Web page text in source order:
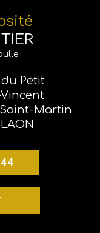
Petit
Saint-Martin